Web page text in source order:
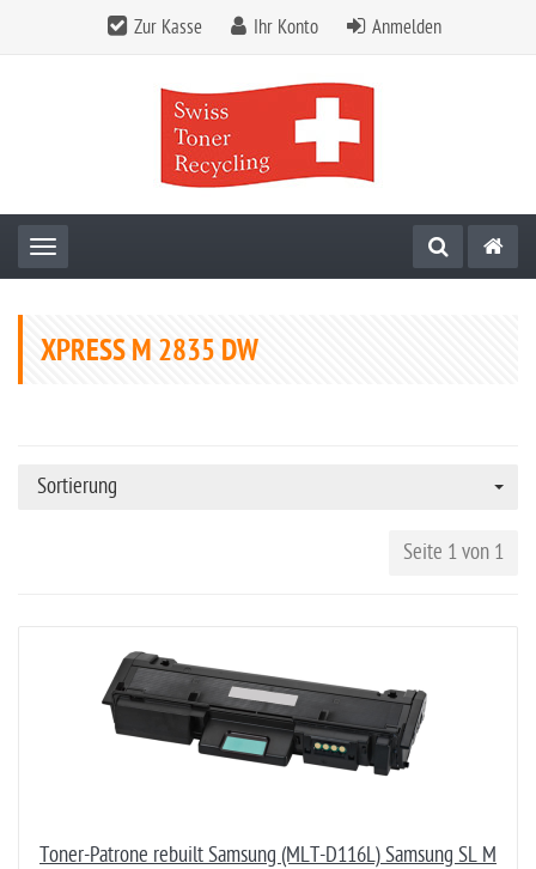
Zur Kasse Ihr Konto Anmelden
Toggle navigation
XPRESS M 2835 DW
Sortierung
Seite 1 von 1
Toner-Patrone rebuilt Samsung (MLT-D116L) Samsung SL M